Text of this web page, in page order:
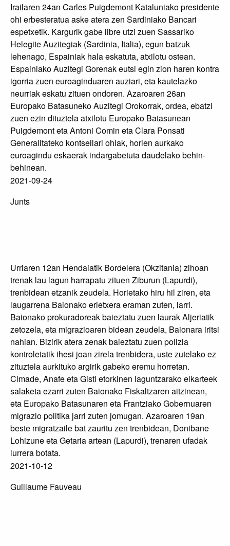
Irailaren 24an Carles Puigdemont Kataluniako presidente
ohi erbesteratua aske atera zen Sardiniako Bancari
espetxetik. Kargurik gabe libre utzi zuen Sassariko
Helegite Auzitegiak (Sardinia, Italia), egun batzuk
lehenago, Espainiak hala eskatuta, atxilotu ostean.
Espainiako Auzitegi Gorenak eutsi egin zion haren kontra
igorria zuen euroaginduaren auziari, eta kautelazko
neurriak eskatu zituen ondoren. Azaroaren 26an
Europako Batasuneko Auzitegi Orokorrak, ordea, ebatzi
zuen ezin dituztela atxilotu Europako Batasunean
Puigdemont eta Antoni Comin eta Clara Ponsati
Generalitateko kontseilari ohiak, horien aurkako
euroagindu eskaerak indargabetuta daudelako behin-
behinean.
2021-09-24
Junts
Urriaren 12an Hendaiatik Bordelera (Okzitania) zihoan
trenak lau lagun harrapatu zituen Ziburun (Lapurdi),
trenbidean etzanik zeudela. Horietako hiru hil ziren, eta
laugarrena Baionako erietxera eraman zuten, larri.
Baionako prokuradoreak baieztatu zuen laurak Aljeriatik
zetozela, eta migrazioaren bidean zeudela, Baionara iritsi
nahian. Bizirik atera zenak baieztatu zuen polizia
kontroletatik ihesi joan zirela trenbidera, uste zutelako ez
zituztela aurkituko argirik gabeko eremu horretan.
Cimade, Anafe eta Gisti etorkinen laguntzarako elkarteek
salaketa ezarri zuten Baionako Fiskaltzaren aitzinean,
eta Europako Batasunaren eta Frantziako Gobernuaren
migrazio politika jarri zuten jomugan. Azaroaren 19an
beste migratzaile bat zauritu zen trenbidean, Donibane
Lohizune eta Getaria artean (Lapurdi), trenaren ufadak
lurrera botata.
2021-10-12
Guillaume Fauveau